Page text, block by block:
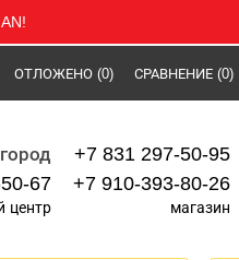
ОТЛОЖЕНО (0) СРАВНЕНИЕ (0)
67
центр
+7 831 297-50-95
+7 910-393-80-26
магазин